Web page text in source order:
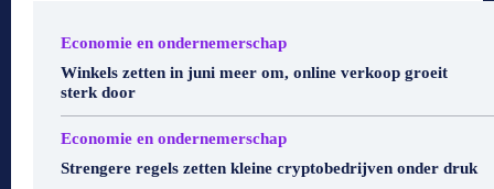
Economie en ondernemerschap
Winkels zetten in juni meer om, online verkoop groeit
sterk door
Economie en ondernemerschap
Strengere regels zetten kleine cryptobedrijven onder druk